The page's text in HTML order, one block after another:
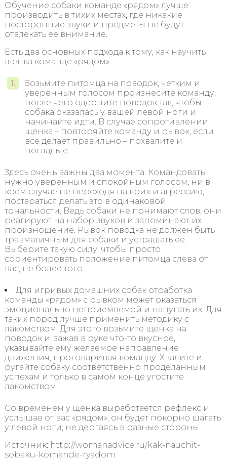
Обучение собаки команде «рядом» лучше
производить в тихих местах, где никакие
посторонние звуки и предметы не будут
отвлекать ее внимание.
Есть два основных подхода к тому, как научить
щенка команде «рядом».
Возьмите питомца на поводок, четким и
уверенным голосом произнесите команду,
после чего одерните поводок так, чтобы
собака оказалась у вашей левой ноги и
начинайте идти. В случае сопротивлении
щенка – повторяйте команду и рывок, если
все делает правильно – похвалите и
погладьте.
Здесь очень важны два момента. Командовать
нужно уверенным и спокойным голосом, ни в
коем случае не переходя на крик и агрессию,
постараться делать это в одинаковой
тональности. Ведь собаки не понимают слов, они
реагируют на набор звуков и запоминают их
произношение. Рывок поводка не должен быть
травматичным для собаки и устрашать ее.
Выберите такую силу, чтобы просто
сориентировать положение питомца слева от
вас, не более того.
Для игривых домашних собак отработка
команды «рядом» с рывком может оказаться
эмоционально неприемлемой и напугать их. Для
таких пород лучше применить методику с
лакомством. Для этого возьмите щенка на
поводок и, зажав в руке что-то вкусное,
указывайте ему желаемое направление
движения, проговаривая команду. Хвалите и
ругайте собаку соответственно проделанным
успехам и только в самом конце угостите
лакомством.
Со временем у щенка выработается рефлекс и,
услышав от вас «рядом», он будет покорно шагать
у левой ноги, не дергаясь в разные стороны.
Источник: http://womanadvice.ru/kak-nauchit-
sobaku-komande-ryadom